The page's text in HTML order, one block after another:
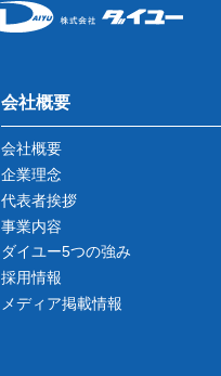
会社概要
会社概要
企業理念
代表者挨拶
事業内容
ダイユー5つの強み
採用情報
メディア掲載情報